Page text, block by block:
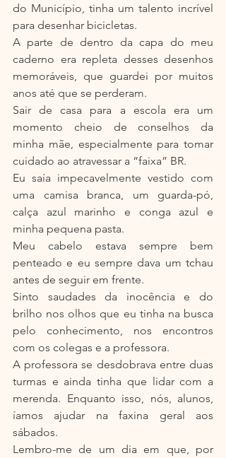
do Município, tinha um talento incrível
para desenhar bicicletas.
A parte de dentro da capa do meu
caderno era repleta desses desenhos
memoráveis, que guardei por muitos
anos até que se perderam.
Sair de casa para a escola era um
momento cheio de conselhos da
minha mãe, especialmente para tomar
cuidado ao atravessar a “faixa” BR.
Eu saía impecavelmente vestido com
uma camisa branca, um guarda-pó,
calça azul marinho e conga azul e
minha pequena pasta.
Meu cabelo estava sempre bem
penteado e eu sempre dava um tchau
antes de seguir em frente.
Sinto saudades da inocência e do
brilho nos olhos que eu tinha na busca
pelo conhecimento, nos encontros
com os colegas e a professora.
A professora se desdobrava entre duas
turmas e ainda tinha que lidar com a
merenda. Enquanto isso, nós, alunos,
íamos ajudar na faxina geral aos
sábados.
Lembro-me de um dia em que, por